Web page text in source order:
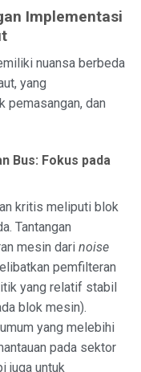
Implementasi
nuansa berbeda
yang
pemasangan, dan
Bus: Fokus pada
kritis meliputi blok
Tantangan
mesin dari noise
pemfilteran
yang relatif stabil
blok mesin).
yang melebihi
pada sektor
juga untuk